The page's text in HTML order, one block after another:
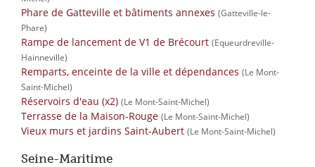
Phare de Gatteville et bâtiments annexes (Gatteville-le-
Phare)
Rampe de lancement de V1 de Brécourt (Equeurdreville-
Hainneville)
Remparts, enceinte de la ville et dépendances (Le Mont-
Saint-Michel)
Réservoirs d'eau (x2) (Le Mont-Saint-Michel)
Terrasse de la Maison-Rouge (Le Mont-Saint-Michel)
Vieux murs et jardins Saint-Aubert (Le Mont-Saint-Michel)
Seine-Maritime